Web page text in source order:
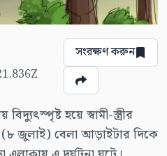
সংরক্ষণ করুন
হয়ে স্বামী-স্ত্রীর
(৮ জুলাই) বেলা আড়াইটার দিকে